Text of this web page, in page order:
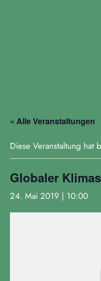
« Alle Veranstaltungen
Diese Veranstaltung hat
Globaler
24. Mai 2019 | 10:00